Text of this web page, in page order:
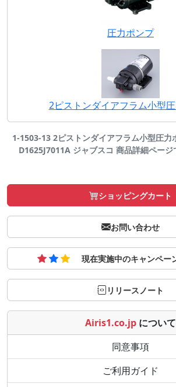
圧力ポンプ
2ピストンダイアフラム小型
1-1503-13 2ピストンダイアフラム小型圧
D1625J7011A ジャブスコ 商品詳細ペー
ショッピングカート
お問い合わせ
現在実施中のキャンペー
リリースノート
Airis1.co.jp について
同意事項
ご利用ガイド